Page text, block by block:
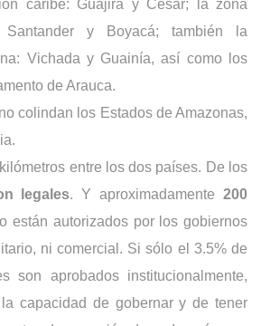
caribe: Guajira y Cesar; la zona
y Boyacá; también la
Vichada y Guainía, así como los
de Arauca.
colindan los Estados de Amazonas,
entre los dos países. De los
legales. Y aproximadamente200
están autorizados por los gobiernos
ni comercial. Si sólo el 3.5% de
son aprobados institucionalmente,
capacidad de gobernar y de tener